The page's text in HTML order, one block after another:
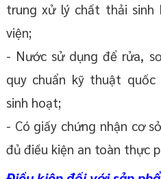
trung xử lý chất thải sinh
viện;
- Nước sử dụng để rửa,
quy chuẩn kỹ thuật
sinh hoạt;
- Có giấy chứng nhận cơ
đủ điều kiện an toàn thực